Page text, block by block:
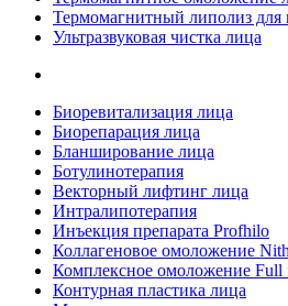
Термомагнитный липолиз
Ультразвуковая чистка лица
Биоревитализация лица
Биорепарация лица
Бланширование лица
Ботулинотерапия
Векторный лифтинг лица
Интралипотерапия
Инъекция препарата Profhilo
Коллагеновое омоложение
Комплексное омоложение Full
Контурная пластика лица